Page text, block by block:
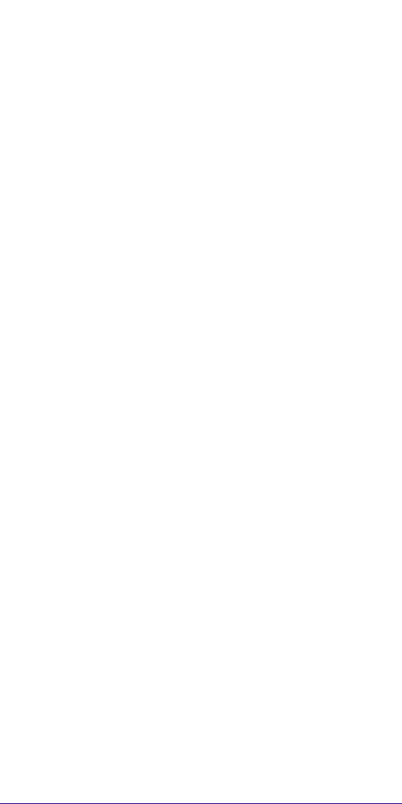
ve keyifli bir deneyim
dikiş delikleri önceden
dikiş atma ve kusursuz son
kısmını geride bırakıp
ve geniş yelpazedeki iplik
kesilmesi, kenarların
ayrılacaksınız.
ve öğrenmeye olan
kavuşacak hem de
el yapımı kurabiyeler,
değil, sizi dericilik